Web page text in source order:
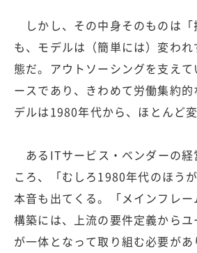
しかし、その中身そのものは「
も、モデルは（簡単には）変わ
態だ。アウトソーシングを支え
ースであり、きわめて労働集約
デルは1980年代から、ほとんど
あるITサービス・ベンダーの経
ころ、「むしろ1980年代のほう
本音も出てくる。「メインフレ
構築には、上流の要件定義から
が一体となって取り組む必要が